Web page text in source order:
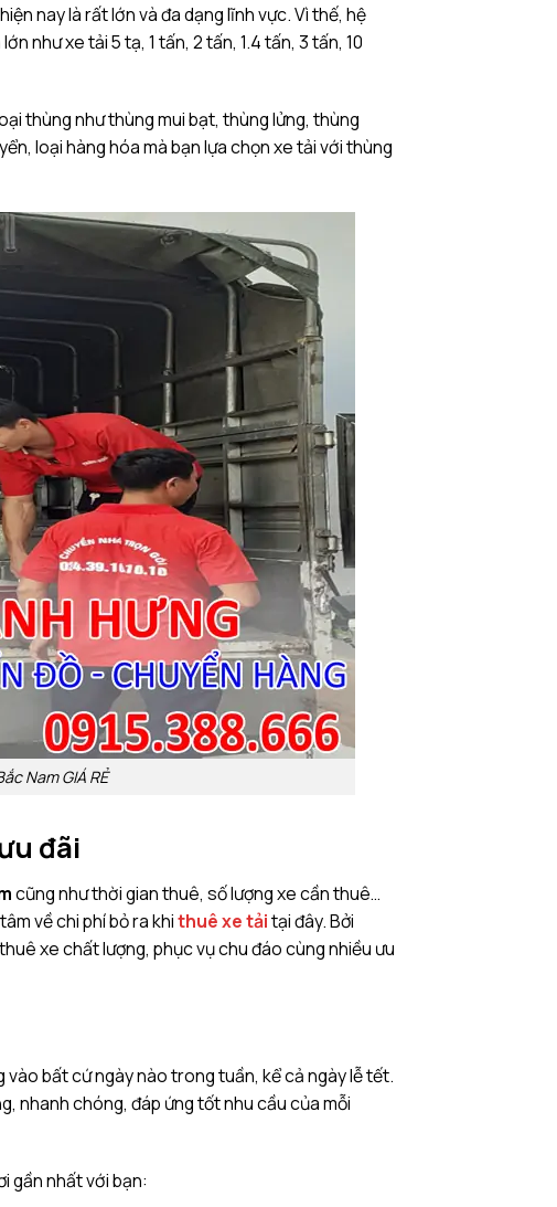
nay là rất lớn và đa dạng lĩnh vực. Vì thế, hệ
như xe tải 5 tạ, 1 tấn, 2 tấn, 1.4 tấn, 3 tấn, 10
thùng như thùng mui bạt, thùng lửng, thùng
loại hàng hóa mà bạn lựa chọn xe tải với thùng
Nam GIÁ RẺ
đãi
cũng như thời gian thuê, số lượng xe cần thuê…
về chi phí bỏ ra khithuê xe tảitại đây. Bởi
xe chất lượng, phục vụ chu đáo cùng nhiều ưu
bất cứ ngày nào trong tuần, kể cả ngày lễ tết.
nhanh chóng, đáp ứng tốt nhu cầu của mỗi
gần nhất với bạn: